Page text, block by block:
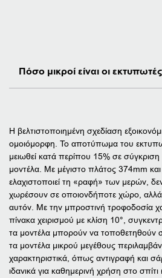
Πόσο μικροί είναι οι
Η βελτιστοποιημένη σχεδίαση
ομοιόμορφη. Το αποτύπωμα του
μειωθεί κατά περίπου 15% σε σύγκριση
μοντέλα. Με μέγιστο πλάτος 374mm
ελαχιστοποιεί τη «ραφή» των μερών,
χωρέσουν σε οποιονδήποτε χώρο, αλλά
αυτόν. Με την μπροστινή τροφοδοσία
πίνακα χειρισμού με κλίση 10°,
τα μοντέλα μπορούν να τοποθετηθούν
τα μοντέλα μικρού μεγέθους
χαρακτηριστικά, όπως αντιγραφή και
ιδανικά για καθημερινή χρήση στο σπίτι